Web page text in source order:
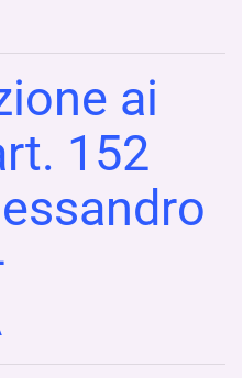
ai
152